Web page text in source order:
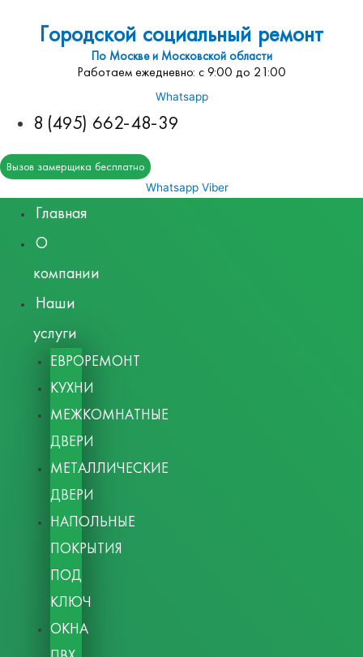
Городской социальный ремонт
По Москве и Московской области
Работаем ежедневно: с 9:00 до 21:00
Whatsapp
8 (495) 662-48-39
Вызов замерщика бесплатно
Whatsapp Viber
Главная
О
компании
Наши
услуги
ЕВРОРЕМОНТ
КУХНИ
МЕЖКОМНАТНЫЕ
ДВЕРИ
МЕТАЛЛИЧЕСКИЕ
ДВЕРИ
НАПОЛЬНЫЕ
ПОКРЫТИЯ
ПОД
КЛЮЧ
ОКНА